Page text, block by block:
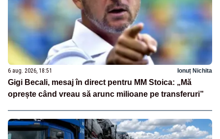
6 aug. 2026, 18:51 Ionuț Nichita
Gigi Becali, mesaj în direct pentru MM Stoica: „Mă
oprește când vreau să arunc milioane pe transferuri”